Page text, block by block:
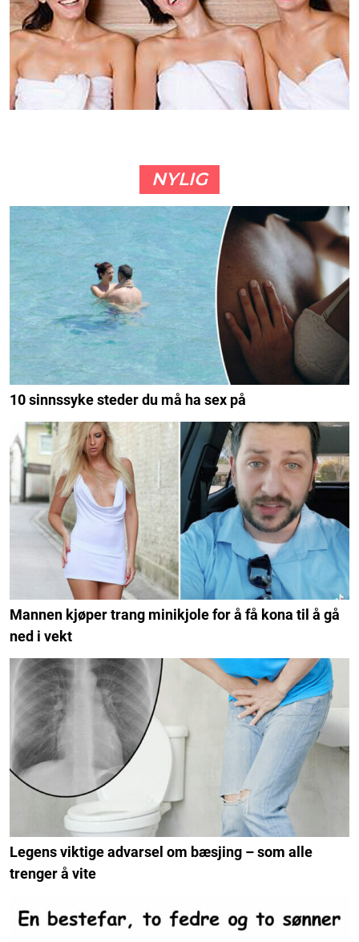
NYLIG
10 sinnssyke steder du må ha sex på
Mannen kjøper trang minikjole for å få kona til å gå
ned i vekt
Legens viktige advarsel om bæsjing – som alle
trenger å vite